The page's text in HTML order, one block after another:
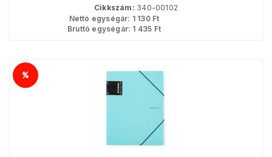
Cikkszám: 340-00102
Nettó egységár: 1 130Ft
Bruttó egységár: 1 435 Ft